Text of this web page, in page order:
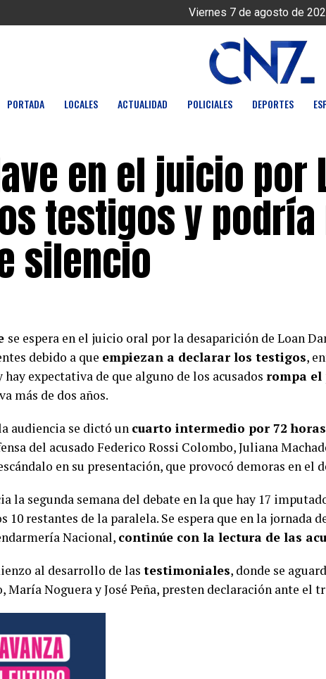
Viernes 7 de agosto de
PORTADA LOCALES ACTUALIDAD POLICIALES DEPORTES
en el juicio por
testigos y
silencio
se espera en el juicio oral por la desaparición de Loan
debido a que empiezan a declarar los testigos,
hay expectativa de que alguno de los acusados rompa el
más de dos años.
audiencia se dictó un cuarto intermedio por 72 horas
del acusado Federico Rossi Colombo, Juliana
en su presentación, que provocó demoras en el
la segunda semana del debate en la que hay 17
10 restantes de la paralela. Se espera que en la jornada
Nacional, continúe con la lectura de las
al desarrollo de las testimoniales, donde se
María Noguera y José Peña, presten declaración ante el